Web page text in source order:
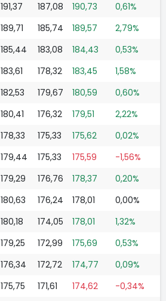
191,37 187,08 190,73
0,61%
189,71 185,74 189,57
2,79%
185,44 183,08 184,43
0,53%
183,61 178,32 183,45
1,58%
182,53 179,67 180,59
0,60%
180,41 176,32 179,51
2,22%
178,33 175,33 175,62
0,02%
179,44 175,33 175,59
-1,56%
179,29 176,76 178,37
0,20%
180,63 176,24 178,01
0,00%
180,18 174,05 178,01
1,32%
179,25 172,99 175,69
0,53%
176,34 172,72 174,77
0,09%
175,75 171,61 174,62
-0,34%